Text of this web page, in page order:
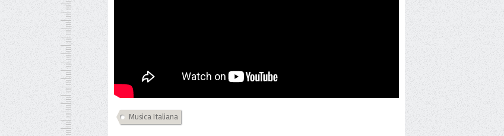
Musica Italiana